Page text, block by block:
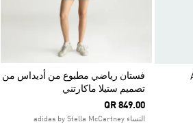
فستان رياضي مطبوع من أديداس من
تصميم ستيلا ماكارتني
QR 849.00
النساء adidas by Stella McCartney